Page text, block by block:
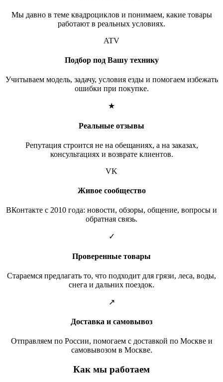
Мы давно в теме квадроциклов и понимаем, какие товары
работают в реальных условиях.
ATV
Подбор под Вашу технику
Учитываем модель, задачу, условия езды и помогаем избежать
ошибки при покупке.
★
Реальные отзывы
Репутация строится не на обещаниях, а на заказах,
консультациях и возврате клиентов.
VK
Живое сообщество
ВКонтакте с 2010 года: новости, обзоры, общение, вопросы и
обратная связь.
✓
Проверенные товары
Стараемся предлагать то, что подходит для грязи, леса, воды,
снега и дальних поездок.
↗
Доставка и самовывоз
Отправляем по России, помогаем с доставкой по Москве и
самовывозом в Москве.
Как мы работаем